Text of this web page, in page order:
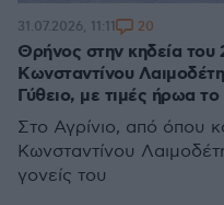
Θρήνος στην κηδεία
Κωνσταντίνου
Γύθειο, με τιμές ήρωα το
Στο Αγρίνιο, από όπου
Κωνσταντίνου
γονείς του
31.07.2026, 11:11 20